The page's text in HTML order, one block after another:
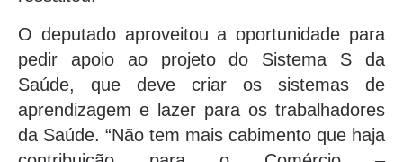
O deputado aproveitou a oportunidade para
pedir apoio ao projeto do Sistema S da
Saúde, que deve criar os sistemas de
aprendizagem e lazer para os trabalhadores
da Saúde. “Não tem mais cabimento que haja